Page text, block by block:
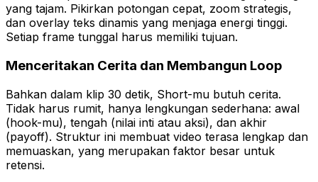
yang tajam. Pikirkan potongan cepat, zoom strategis,
dan overlay teks dinamis yang menjaga energi tinggi.
Setiap frame tunggal harus memiliki tujuan.
Menceritakan Cerita dan Membangun Loop
Bahkan dalam klip 30 detik, Short-mu butuh cerita.
Tidak harus rumit, hanya lengkungan sederhana: awal
(hook-mu), tengah (nilai inti atau aksi), dan akhir
(payoff). Struktur ini membuat video terasa lengkap dan
memuaskan, yang merupakan faktor besar untuk
retensi.